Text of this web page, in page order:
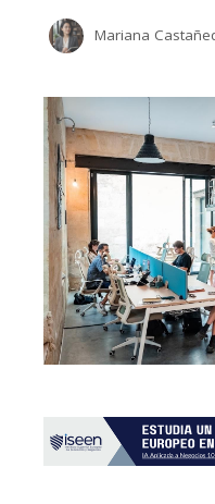
Mariana